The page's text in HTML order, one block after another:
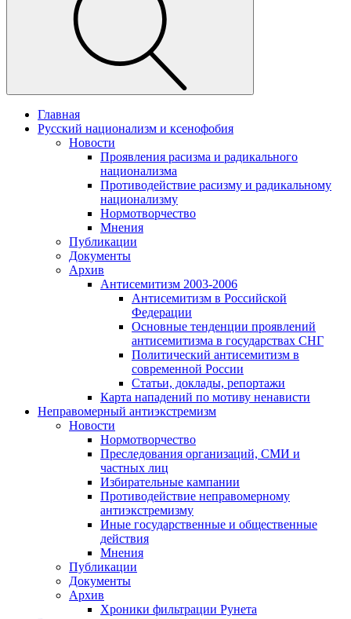
Главная
Русский национализм и ксенофобия
Новости
Проявления расизма и радикального
национализма
Противодействие расизму и радикальному
национализму
Нормотворчество
Мнения
Публикации
Документы
Архив
Антисемитизм 2003-2006
Антисемитизм в Российской
Федерации
Основные тенденции проявлений
антисемитизма в государствах СНГ
Политический антисемитизм в
современной России
Статьи, доклады, репортажи
Карта нападений по мотиву ненависти
Неправомерный антиэкстремизм
Новости
Нормотворчество
Преследования организаций, СМИ и
частных лиц
Избирательные кампании
Противодействие неправомерному
антиэкстремизму
Иные государственные и общественные
действия
Мнения
Публикации
Документы
Архив
Хроники фильтрации Рунета